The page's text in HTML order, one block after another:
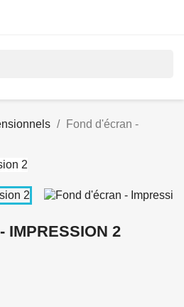
Fond d'écran -
IMPRESSION 2